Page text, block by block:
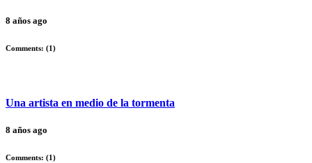
8 años ago
Comments: (1)
Una artista en medio de la tormenta
8 años ago
Comments: (1 )